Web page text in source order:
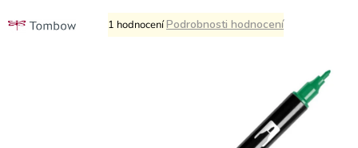
Průměrné
hodnocení
1 hodnoceníPodrobnosti hodnocení